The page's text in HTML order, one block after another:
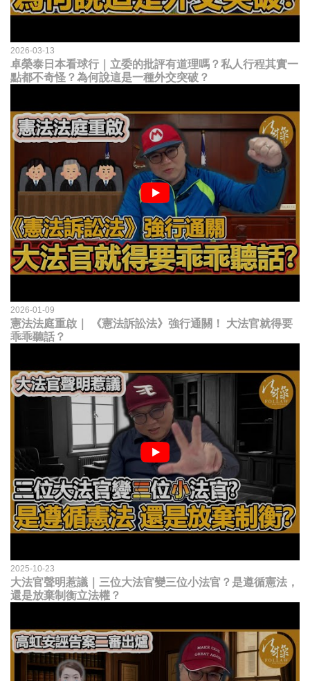
2026-03-13
卓榮泰日本看球行｜立委的批評有道理嗎？私人行程其實一
點都不奇怪？為何說這是一種外交突破？
2026-01-09
憲法法庭重啟｜ 《憲法訴訟法》強行通關！ 大法官就得要
乖乖聽話？
2025-10-23
大法官聲明惹議｜三位大法官變三位小法官？是遵循憲法，
還是放棄制衡立法權？